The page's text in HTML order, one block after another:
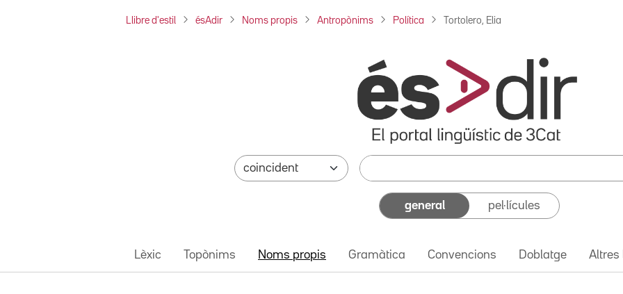
Llibre d'estil ésAdir Noms propis Antropònims Política Tortolero, Elia
general pel·lícules
Lèxic Topònims Noms propis Gramàtica Convencions Doblatge Altres